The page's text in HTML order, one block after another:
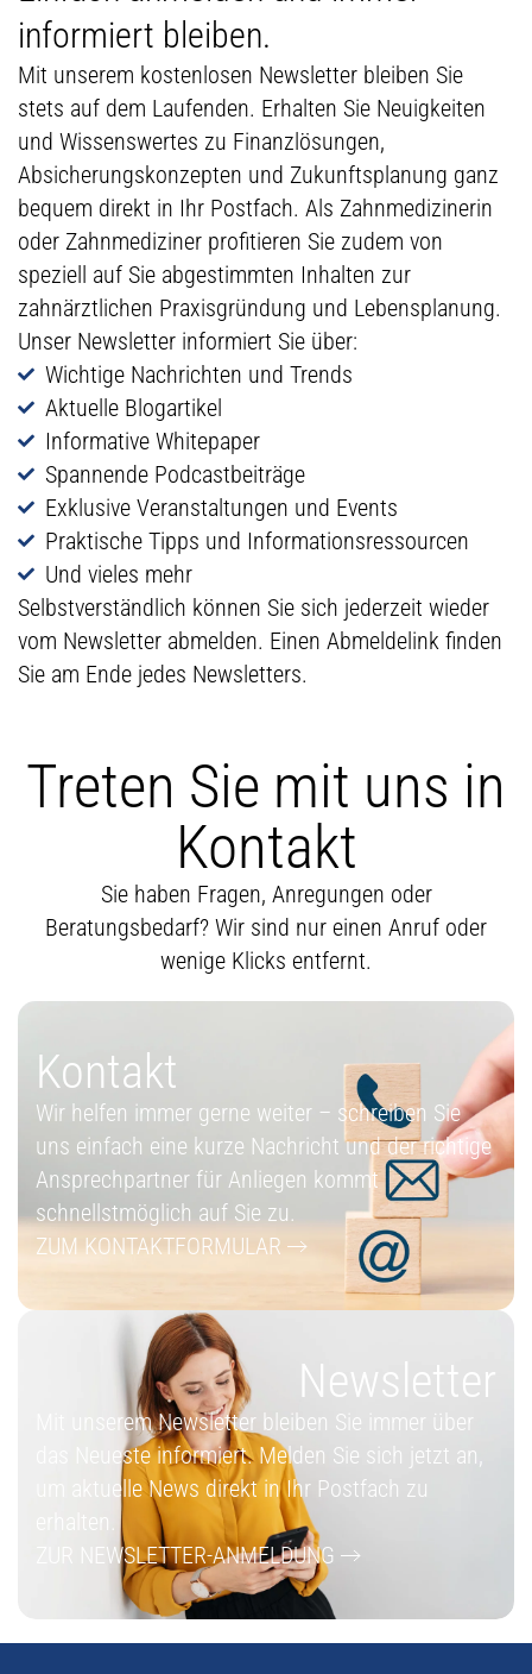
informiert bleiben.
Mit unserem kostenlosen Newsletter bleiben Sie
stets auf dem Laufenden. Erhalten Sie Neuigkeiten
und Wissenswertes zu Finanzlösungen,
Absicherungs­konzepten und Zukunfts­planung ganz
bequem direkt in Ihr Postfach. Als Zahnmedizinerin
oder Zahnmediziner profitieren Sie zudem von
speziell auf Sie abgestimmten Inhalten zur
zahnärztlichen Praxisgründung und Lebens­planung.
Unser Newsletter informiert Sie über:
Wichtige Nachrichten und Trends
Aktuelle Blogartikel
Informative Whitepaper
Spannende Podcastbeiträge
Exklusive Veranstaltungen und Events
Praktische Tipps und Informations­ressourcen
Und vieles mehr
Selbstverständlich können Sie sich jederzeit wieder
vom Newsletter abmelden. Einen Abmeldelink finden
Sie am Ende jedes Newsletters.
Treten Sie mit uns in
Kontakt
Sie haben Fragen, Anregungen oder
Beratungsbedarf? Wir sind nur einen Anruf oder
wenige Klicks entfernt.
Kontakt
Wir helfen immer gerne weiter – schreiben Sie
uns einfach eine kurze Nachricht und der richtige
Ansprechpartner für Anliegen kommt
schnellstmöglich auf Sie zu.
ZUM KONTAKTFORMULAR
Newsletter
Mit unserem Newsletter bleiben Sie immer über
das Neueste informiert. Melden Sie sich jetzt an,
um aktuelle News direkt in Ihr Postfach zu
erhalten.
ZUR NEWSLETTER-ANMELDUNG